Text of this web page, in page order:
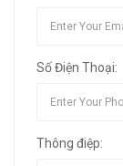
Số Điện Thoại:
Thông điệp: